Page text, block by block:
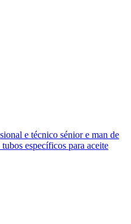
e técnico sénior e man de
específicos para aceite